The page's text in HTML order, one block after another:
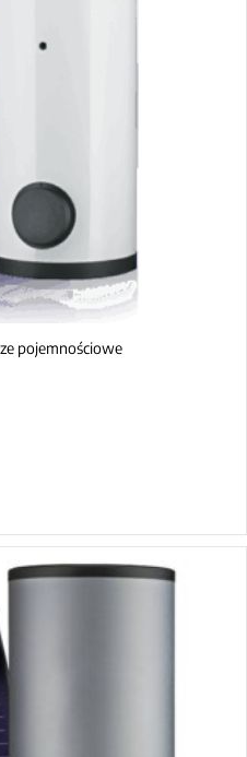
pojemnościowe